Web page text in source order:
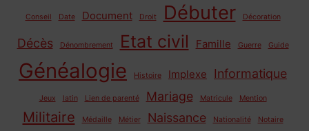
Conseil Date Document Droit Débuter Décoration
Décès Dénombrement Etat civil Famille Guerre Guide
Généalogie Histoire Implexe Informatique
Jeux latin Lien de parenté Mariage Matricule Mention
Militaire Médaille Métier Naissance Nationalité Notaire